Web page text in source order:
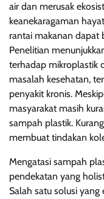
air dan merusak
keanekaragaman
rantai makanan dapat
Penelitian
terhadap mikroplastik
masalah kesehatan,
penyakit kronis.
masyarakat masih
sampah plastik.
membuat tindakan
Mengatasi sampah
pendekatan yang
Salah satu solusi